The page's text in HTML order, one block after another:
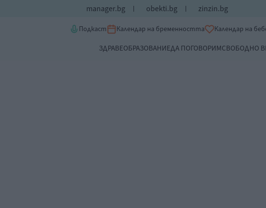
manager.bg obekti.bg zinzin.bg
Подкаст Календар на бременността Календар на
ЗДРАВЕОБРАЗОВАНИЕДА ПОГОВОРИМСВОБОДНО